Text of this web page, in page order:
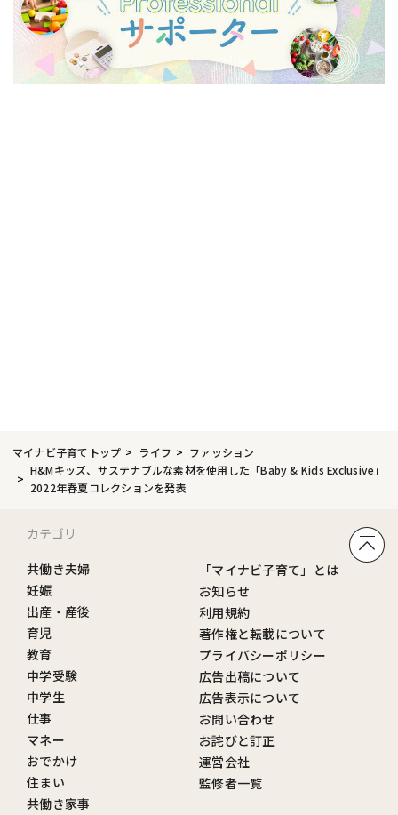
マイナビ子育てトップ ライフ
ファッション
H&Mキッズ、サステナブルな素材を使用した「Baby & Kids Exclusive」
2022年春夏コレクションを発表
カテゴリ
共働き夫婦
妊娠
出産・産後
育児
教育
中学受験
中学生
仕事
マネー
おでかけ
住まい
共働き家事
「マイナビ子育て」とは
お知らせ
利用規約
著作権と転載について
プライバシーポリシー
広告出稿について
広告表示について
お問い合わせ
お詫びと訂正
運営会社
監修者一覧